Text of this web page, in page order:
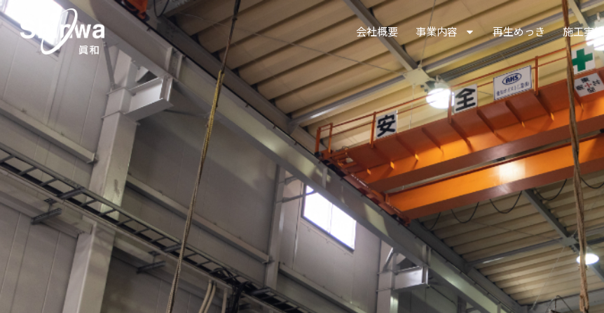
会社概要 事業内容 再生めっき 施工実績